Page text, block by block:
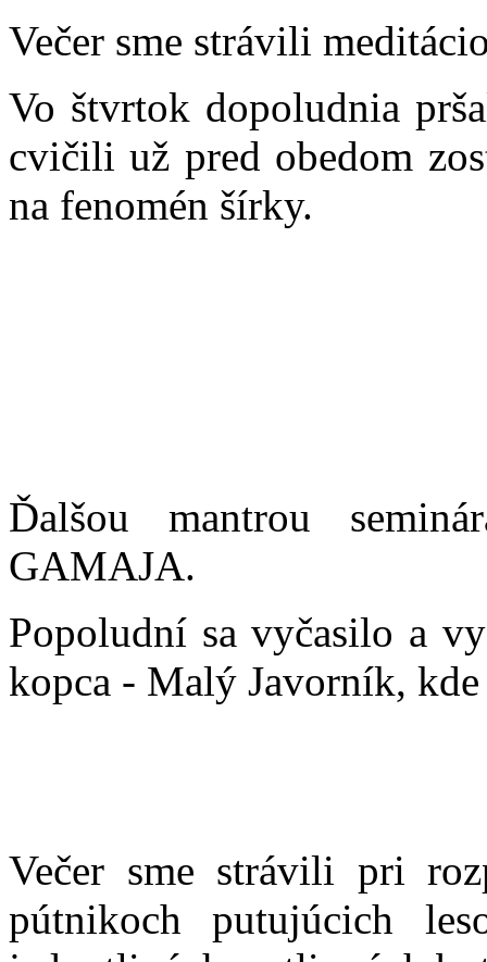
Večer sme strávili
Vo štvrtok dopoludnia
cvičili už pred obedom
na fenomén šírky.
Ďalšou mantrou
GAMAJA.
Popoludní sa vyčasilo a
kopca - Malý Javorník, kde
Večer sme strávili pri
pútnikoch putujúcich